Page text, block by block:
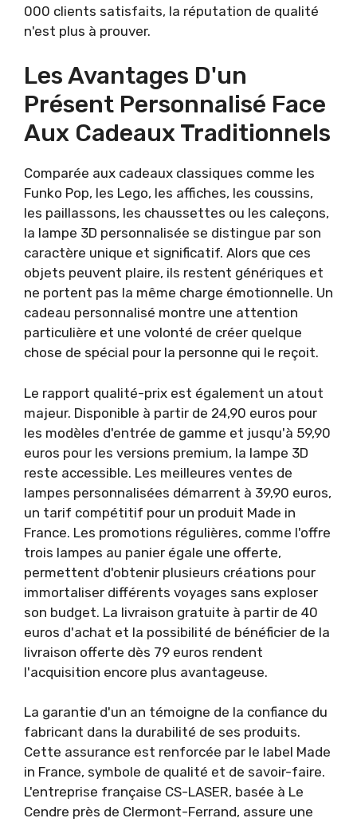
000 clients satisfaits, la réputation de qualité
n'est plus à prouver.
Les Avantages D'un
Présent Personnalisé Face
Aux Cadeaux Traditionnels
Comparée aux cadeaux classiques comme les
Funko Pop, les Lego, les affiches, les coussins,
les paillassons, les chaussettes ou les caleçons,
la lampe 3D personnalisée se distingue par son
caractère unique et significatif. Alors que ces
objets peuvent plaire, ils restent génériques et
ne portent pas la même charge émotionnelle. Un
cadeau personnalisé montre une attention
particulière et une volonté de créer quelque
chose de spécial pour la personne qui le reçoit.
Le rapport qualité-prix est également un atout
majeur. Disponible à partir de 24,90 euros pour
les modèles d'entrée de gamme et jusqu'à 59,90
euros pour les versions premium, la lampe 3D
reste accessible. Les meilleures ventes de
lampes personnalisées démarrent à 39,90 euros,
un tarif compétitif pour un produit Made in
France. Les promotions régulières, comme l'offre
trois lampes au panier égale une offerte,
permettent d'obtenir plusieurs créations pour
immortaliser différents voyages sans exploser
son budget. La livraison gratuite à partir de 40
euros d'achat et la possibilité de bénéficier de la
livraison offerte dès 79 euros rendent
l'acquisition encore plus avantageuse.
La garantie d'un an témoigne de la confiance du
fabricant dans la durabilité de ses produits.
Cette assurance est renforcée par le label Made
in France, symbole de qualité et de savoir-faire.
L'entreprise française CS-LASER, basée à Le
Cendre près de Clermont-Ferrand, assure une